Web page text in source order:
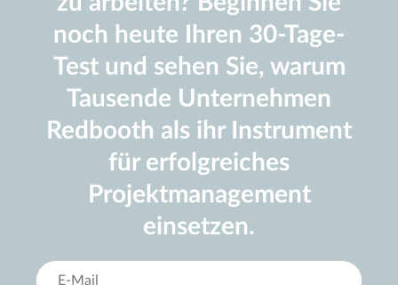
noch heute Ihren 30-Tage-
Test und sehen Sie, warum
Tausende Unternehmen
Redbooth als ihr Instrument
für erfolgreiches
Projektmanagement
einsetzen.